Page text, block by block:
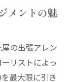
メントの魅
の出張アレン
リストによっ
最大限に引き